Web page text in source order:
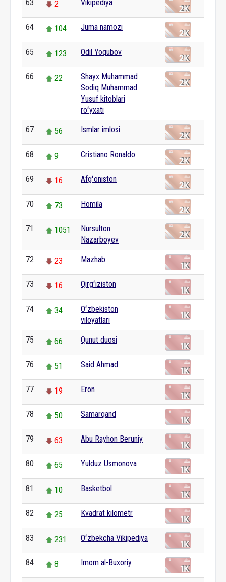
63 2 Vikipediya
64 104 Juma namozi
65 123 Odil Yoqubov
66 22
Shayx Muhammad
Sodiq Muhammad
Yusuf kitoblari
roʻyxati
67 56 Ismlar imlosi
68 9 Cristiano Ronaldo
69 16 Afgʻoniston
70 73 Homila
71 1051
Nursulton
Nazarboyev
72 23 Mazhab
73 16 Qirgʻiziston
74 34
Oʻzbekiston
viloyatlari
75 66 Qunut duosi
76 51 Said Ahmad
77 19 Eron
78 50 Samarqand
79 63 Abu Rayhon Beruniy
80 65 Yulduz Usmonova
81 10 Basketbol
82 25 Kvadrat kilometr
83 231 Oʻzbekcha Vikipediya
84 8 Imom al-Buxoriy